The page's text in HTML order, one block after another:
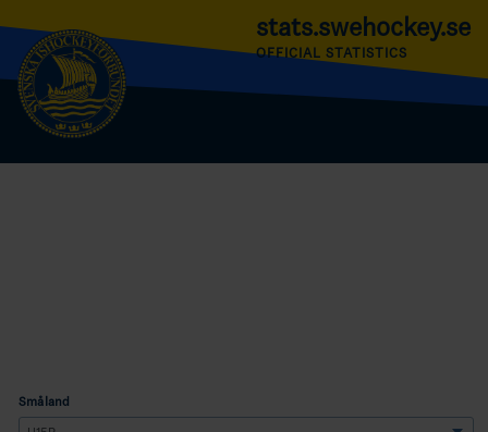
stats.swehockey.se
OFFICIAL STATISTICS
Småland